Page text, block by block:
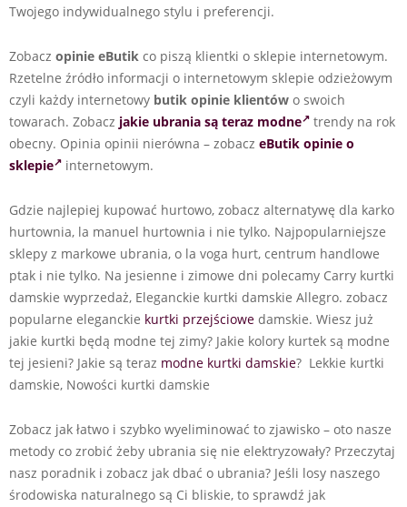
Twojego indywidualnego stylu i preferencji.
Zobacz opinie eButik co piszą klientki o sklepie internetowym.
Rzetelne źródło informacji o internetowym sklepie odzieżowym
czyli każdy internetowy butik opinie klientów o swoich
towarach. Zobacz jakie ubrania są teraz modne
trendy na rok
obecny. Opinia opinii nierówna – zobacz eButik opinie o
sklepie
internetowym.
Gdzie najlepiej kupować hurtowo, zobacz alternatywę dla karko
hurtownia, la manuel hurtownia i nie tylko. Najpopularniejsze
sklepy z markowe ubrania, o la voga hurt, centrum handlowe
ptak i nie tylko. Na jesienne i zimowe dni polecamy Carry kurtki
damskie wyprzedaż, Eleganckie kurtki damskie Allegro. zobacz
popularne eleganckie kurtki przejściowe damskie. Wiesz już
jakie kurtki będą modne tej zimy? Jakie kolory kurtek są modne
tej jesieni? Jakie są teraz modne kurtki damskie? Lekkie kurtki
damskie, Nowości kurtki damskie
Zobacz jak łatwo i szybko wyeliminować to zjawisko – oto nasze
metody co zrobić żeby ubrania się nie elektryzowały? Przeczytaj
nasz poradnik i zobacz jak dbać o ubrania? Jeśli losy naszego
środowiska naturalnego są Ci bliskie, to sprawdź jak